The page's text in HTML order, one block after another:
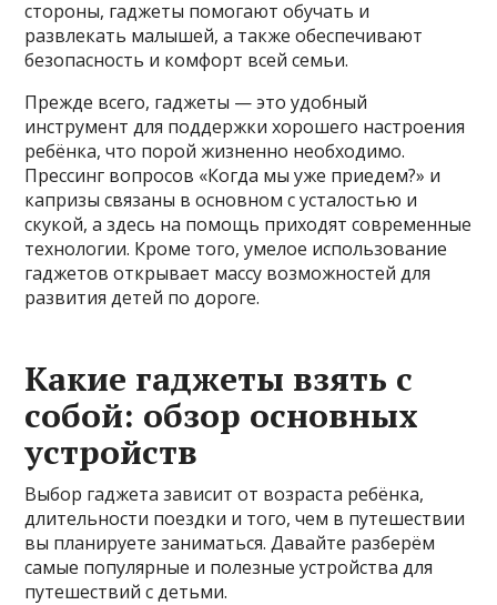
стороны, гаджеты помогают обучать и
развлекать малышей, а также обеспечивают
безопасность и комфорт всей семьи.
Прежде всего, гаджеты — это удобный
инструмент для поддержки хорошего настроения
ребёнка, что порой жизненно необходимо.
Прессинг вопросов «Когда мы уже приедем?» и
капризы связаны в основном с усталостью и
скукой, а здесь на помощь приходят современные
технологии. Кроме того, умелое использование
гаджетов открывает массу возможностей для
развития детей по дороге.
Какие гаджеты взять с
собой: обзор основных
устройств
Выбор гаджета зависит от возраста ребёнка,
длительности поездки и того, чем в путешествии
вы планируете заниматься. Давайте разберём
самые популярные и полезные устройства для
путешествий с детьми.